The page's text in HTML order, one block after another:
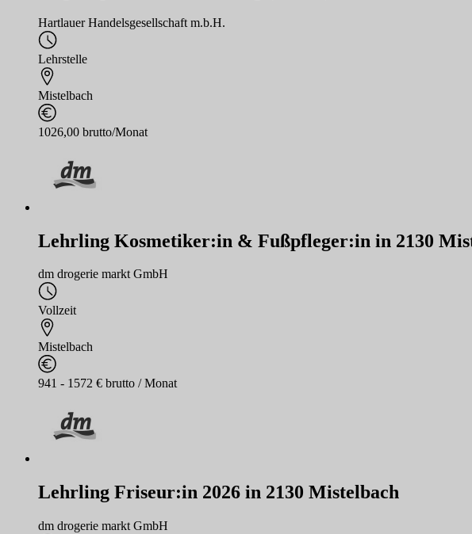
Hartlauer Handelsgesellschaft m.b.H.
Lehrstelle
Mistelbach
1026,00 brutto/Monat
Lehrling Kosmetiker:in & Fußpfleger:in in 2130
dm drogerie markt GmbH
Vollzeit
Mistelbach
941 - 1572 € brutto / Monat
Lehrling Friseur:in 2026 in 2130 Mistelbach
dm drogerie markt GmbH